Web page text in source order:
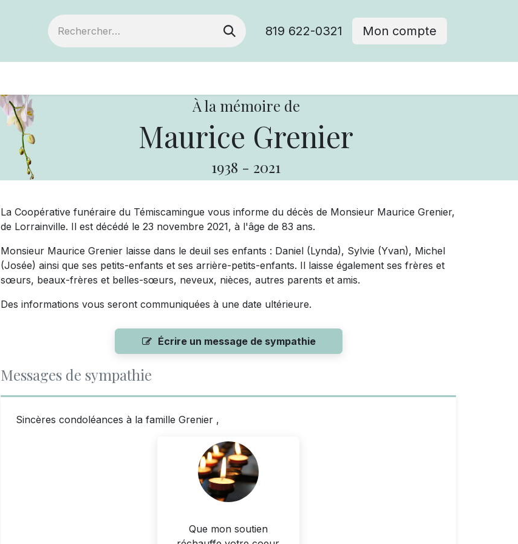
819 622-0321 Mon compte
À la mémoire de
Maurice Grenier
1938 - 2021
La Coopérative funéraire du Témiscamingue vous informe du décès de Monsieur Maurice Grenier,
de Lorrainville. Il est décédé le 23 novembre 2021, à l'âge de 83 ans.
Monsieur Maurice Grenier laisse dans le deuil ses enfants : Daniel (Lynda), Sylvie (Yvan), Michel
(Josée) ainsi que ses petits-enfants et ses arrière-petits-enfants. Il laisse également ses frères et
sœurs, beaux-frères et belles-sœurs, neveux, nièces, autres parents et amis.
Des informations vous seront communiquées à une date ultérieure.
Écrire un message de sympathie
Messages de sympathie
Sincères condoléances à la famille Grenier ,
Que mon soutien